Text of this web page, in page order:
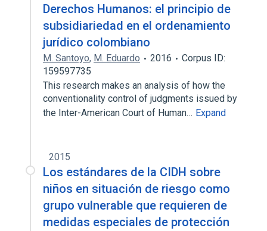
Derechos Humanos: el principio de
subsidiariedad en el ordenamiento
jurídico colombiano
M. Santoyo, M. Eduardo 2016
Corpus ID:
159597735
This research makes an analysis of how the
conventionality control of judgments issued by
the Inter-American Court of Human… Expand
2015
Los estándares de la CIDH sobre
niños en situación de riesgo como
grupo vulnerable que requieren de
medidas especiales de protección